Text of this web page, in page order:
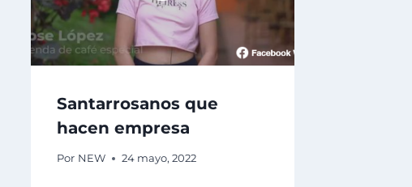
Santarrosanos que
hacen empresa
Por NEW 24 mayo, 2022